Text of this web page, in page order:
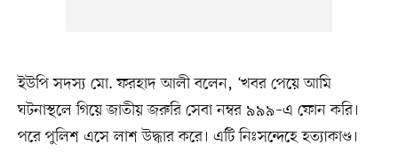
ইউপি সদস্য মো. ফরহাদ আলী বলেন, ‘খবর পেয়ে আমি
ঘটনাস্থলে গিয়ে জাতীয় জরুরি সেবা নম্বর ৯৯৯–এ ফোন করি।
পরে পুলিশ এসে লাশ উদ্ধার করে। এটি নিঃসন্দেহে হত্যাকাণ্ড।